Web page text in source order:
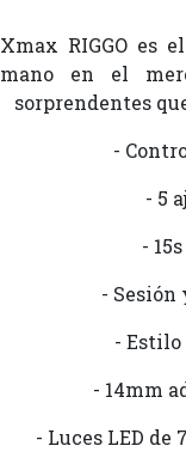
Xmax RIGGO es
mano en el
sorprendentes
-
- 5
-
- Sesión
- Estilo
- 14mm
- Luces LED de